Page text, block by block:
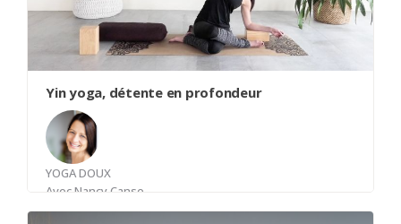
vous gagnerez en confiance et serez mieux
préparé pour la suite de la série. Venez renforcer
votre fondation avec bienveillance et attention !
Yin yoga, détente en profondeur
YOGA DOUX
AvecNancy Canse